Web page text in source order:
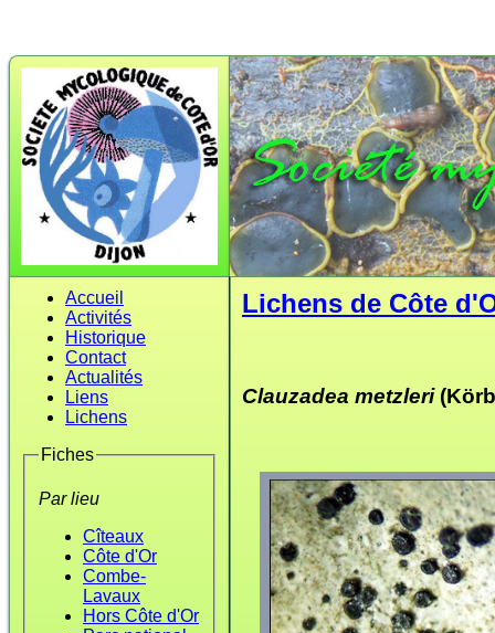
Accueil
Activités
Historique
Contact
Actualités
Liens
Lichens
Fiches
Par lieu
Cîteaux
Côte d'Or
Combe-
Lavaux
Hors Côte d'Or
Lichens de Côte
Clauzadea metzleri